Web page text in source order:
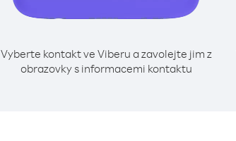
Vyberte kontakt ve Viberu a zavolejte jim z
obrazovky s informacemi kontaktu